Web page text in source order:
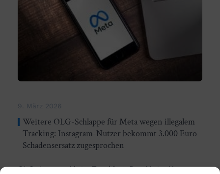
9. März 2026
Weitere OLG-Schlappe für Meta wegen illegalem
Tracking: Instagram-Nutzer bekommt 3.000 Euro
Schadensersatz zugesprochen
OLG Jena zu Meta-Tracking: Der Meta-Konzern